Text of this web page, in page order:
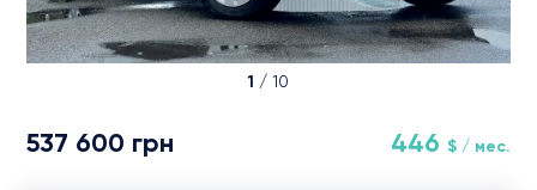
1 / 10
537 600 грн 446 $ / мес.